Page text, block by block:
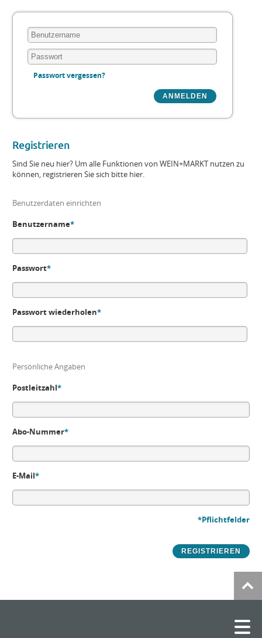
Passwort vergessen?
Registrieren
Sind Sie neu hier? Um alle Funktionen von WEIN+MARKT nutzen zu
können, registrieren Sie sich bitte hier.
Benutzerdaten einrichten
Benutzername*
Passwort*
Passwort wiederholen*
Persönliche Angaben
Postleitzahl*
Abo-Nummer*
E-Mail*
*Pflichtfelder